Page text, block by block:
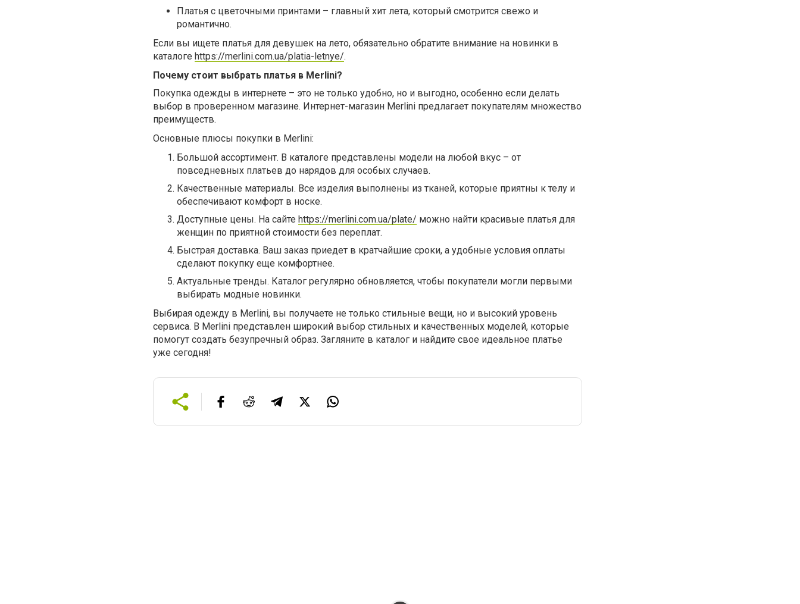
Платья с цветочными принтами – главный хит лета, который смотрится свежо и
романтично.
Если вы ищете платья для девушек на лето, обязательно обратите внимание на новинки в
каталоге https://merlini.com.ua/platia-letnye/.
Почему стоит выбрать платья в Merlini?
Покупка одежды в интернете – это не только удобно, но и выгодно, особенно если делать
выбор в проверенном магазине. Интернет-магазин Merlini предлагает покупателям множество
преимуществ.
Основные плюсы покупки в Merlini:
Большой ассортимент. В каталоге представлены модели на любой вкус – от
повседневных платьев до нарядов для особых случаев.
Качественные материалы. Все изделия выполнены из тканей, которые приятны к телу и
обеспечивают комфорт в носке.
Доступные цены. На сайте https://merlini.com.ua/plate/ можно найти красивые платья для
женщин по приятной стоимости без переплат.
Быстрая доставка. Ваш заказ приедет в кратчайшие сроки, а удобные условия оплаты
сделают покупку еще комфортнее.
Актуальные тренды. Каталог регулярно обновляется, чтобы покупатели могли первыми
выбирать модные новинки.
Выбирая одежду в Merlini, вы получаете не только стильные вещи, но и высокий уровень
сервиса. В Merlini представлен широкий выбор стильных и качественных моделей, которые
помогут создать безупречный образ. Загляните в каталог и найдите свое идеальное платье
уже сегодня!